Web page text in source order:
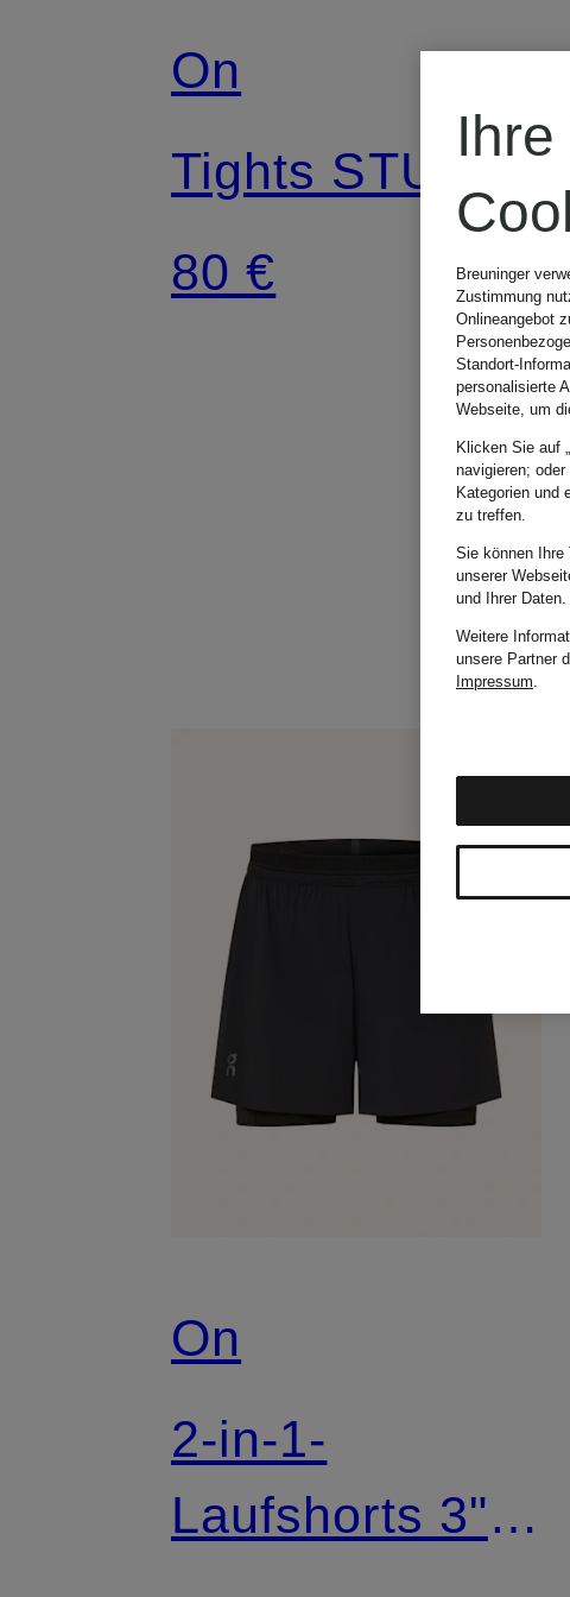
On
Tights STUDIO
80 €
On
2-in-1-
Laufshorts 3"
Breuninger
Zustimmung
Onlineangebot
Standort-
personalisierte
Webseite, um
Klicken Sie auf
navigieren;
Kategorien und
zu treffen.
Sie können Ihre
unserer
und Ihrer Daten.
Weitere
unsere Partner
Impressum.